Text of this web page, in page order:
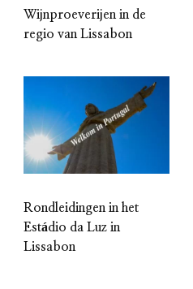
Wijnproeverijen in de
regio van Lissabon
Rondleidingen in het
Estádio da Luz in
Lissabon